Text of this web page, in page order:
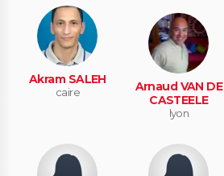
Akram SALEH
caire
Arnaud VAN DE
CASTEELE
lyon